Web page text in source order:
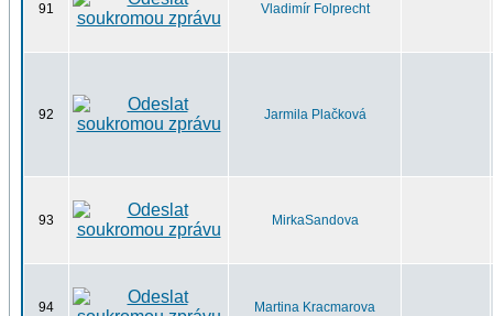
91 Vladimír Folprecht
92 Jarmila Plačková
93 MirkaSandova
94 Martina Kracmarova